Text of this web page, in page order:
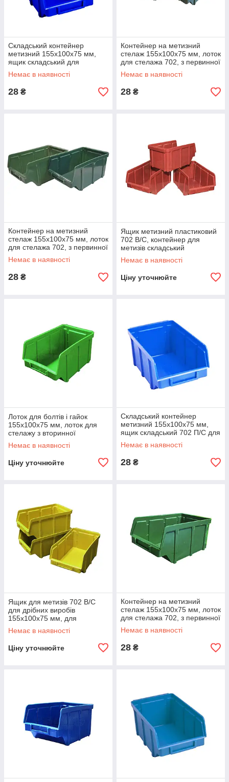
Складський контейнер
метизний 155х100х75 мм,
ящик складський для
зберігання дрібних виробів
702, з первинної сировини
Немає в наявності
28 ₴
Контейнер на метизний
стелаж 155х100х75 мм, лоток
для стелажа 702, з первинної
сировини
Немає в наявності
28 ₴
Контейнер на метизний
стелаж 155х100х75 мм, лоток
для стелажа 702, з первинної
сировини
Немає в наявності
28 ₴
Ящик метизний пластиковий
702 В/С, контейнер для
метизів складський
155х100х75 мм, із вторинної
сировини
Немає в наявності
Ціну уточнюйте
Лоток для болтів і гайок
155х100х75 мм, лоток для
стелажу з вторинної
сировини 702 В/С
Немає в наявності
Ціну уточнюйте
Складський контейнер
метизний 155х100х75 мм,
ящик складський 702 П/С для
зберігання дрібних виробів, з
первинної сировини
Немає в наявності
28 ₴
Ящик для метизів 702 В/С
для дрібних виробів
155х100х75 мм, для
металовиробів, з вторинної
сировини, ящик для
Немає в наявності
Ціну уточнюйте
Контейнер на метизний
стелаж 155х100х75 мм, лоток
для стелажа 702, з первинної
сировини
Немає в наявності
28 ₴